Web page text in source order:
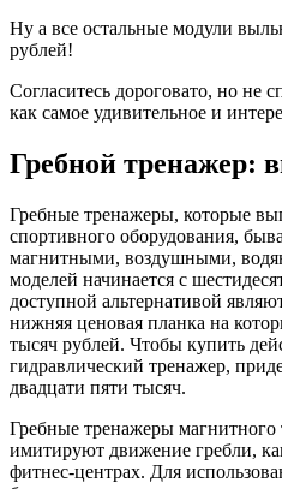
Ну а все остальные модули
рублей!
Согласитесь дороговато, но не
как самое удивительное и
Гребной тренажер:
Гребные тренажеры, которые
спортивного оборудования,
магнитными, воздушными,
моделей начинается с
доступной альтернативой
нижняя ценовая планка на
тысяч рублей. Чтобы купить
гидравлический тренажер,
двадцати пяти тысяч.
Гребные тренажеры
имитируют движение гребли,
фитнес-центрах. Для